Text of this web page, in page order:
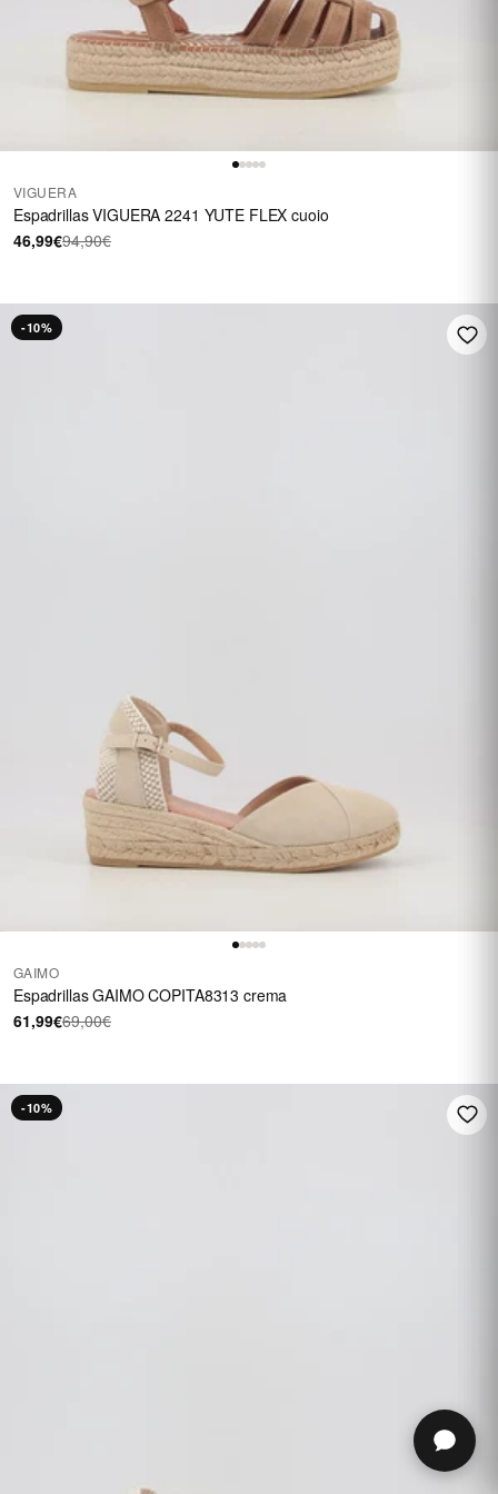
VIGUERA
Espadrillas VIGUERA 2241 YUTE FLEX cuoio
46,99€94,90€
-10%
GAIMO
Espadrillas GAIMO COPITA8313 crema
61,99€69,00€
-10%